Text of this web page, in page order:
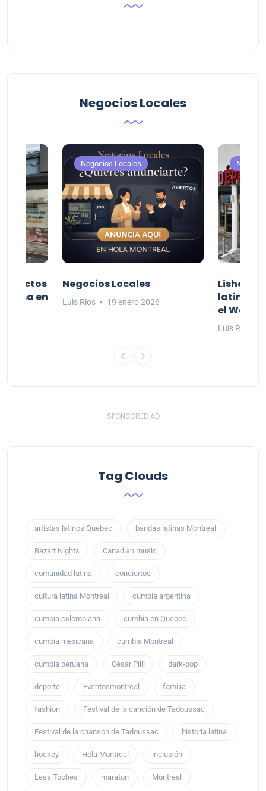
Negocios Locales
casa en
Negocios Locales
Negocios Locales
Luis Rios 19 enero 2026
Lishaam
latinos
el West
Luis Rios
- SPONSORED AD -
Tag Clouds
artistas latinos Quebec bandas latinas Montreal
Bazart Nights Canadian music
comunidad latina conciertos
cultura latina Montreal cumbia argentina
cumbia colombiana cumbia en Quebec
cumbia mexicana cumbia Montreal
cumbia peruana César Pilli dark-pop
deporte Eventosmontreal familia
fashion Festival de la canción de Tadoussac
Festival de la chanson de Tadoussac historia latina
hockey Hola Montreal inclusión
Less Toches maraton Montreal